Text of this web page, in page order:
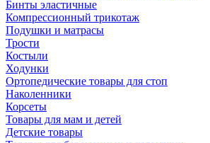
Бинты эластичные
Компрессионный трикотаж
Подушки и матрасы
Трости
Костыли
Ходунки
Ортопедические товары для стоп
Наколенники
Корсеты
Товары для мам и детей
Детские товары